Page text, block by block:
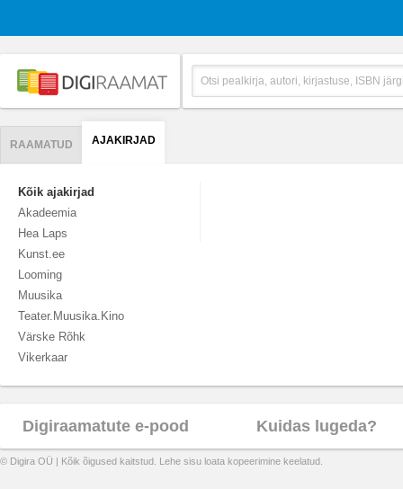
RAAMATUD AJAKIRJAD
Kõik ajakirjad
Akadeemia
Hea Laps
Kunst.ee
Looming
Muusika
Teater.Muusika.Kino
Värske Rõhk
Vikerkaar
Digiraamatute e-pood Kuidas lugeda?
© Digira OÜ | Kõik õigused kaitstud. Lehe sisu loata kopeerimine keelatud.